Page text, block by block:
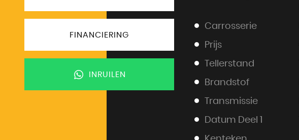
FINANCIERING
INRUILEN
Carrosserie
Prijs
Tellerstand
Brandstof
Transmissie
Datum Deel 1